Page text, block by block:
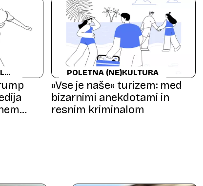
POLETNA (NE)KULTURA
»Vse je naše« turizem: med
bizarnimi anekdotami in
resnim kriminalom